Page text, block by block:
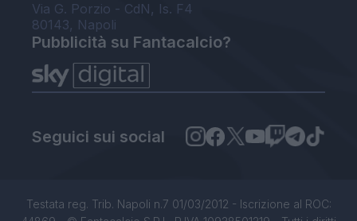
Via G. Porzio - CdN, Is. F4
80143, Napoli
Pubblicità su Fantacalcio?
Seguici sui social
Testata reg. Trib. Napoli n.7 01/03/2012 - Iscrizione al ROC: